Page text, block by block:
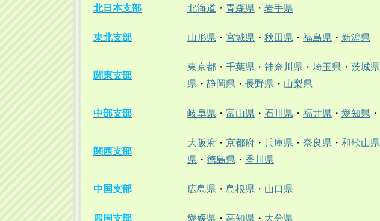
北日本支部 北海道 ・ 青森県 ・ 岩手県
東北支部 山形県 ・ 宮城県 ・ 秋田県 ・ 福島県 ・ 新潟県
関東支部
東京都 ・ 千葉県 ・ 神奈川県 ・ 埼玉県 ・ 茨城県
県 ・ 静岡県 ・ 長野県 ・ 山梨県
中部支部 岐阜県 ・ 富山県 ・ 石川県 ・ 福井県 ・ 愛知県 ・
関西支部
大阪府 ・ 京都府 ・ 兵庫県 ・ 奈良県 ・ 和歌山県
県 ・ 徳島県 ・ 香川県
中国支部 広島県 ・ 島根県 ・ 山口県
四国支部 愛媛県 ・ 高知県 ・ 大分県